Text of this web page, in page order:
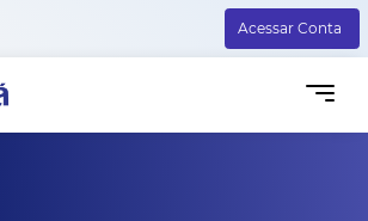
Acessar Conta